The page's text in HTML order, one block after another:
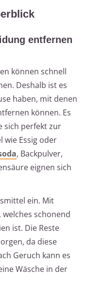
entfernen
können schnell
Deshalb ist es
haben, mit denen
können. Es
sich perfekt zur
wie Essig oder
, Backpulver,
eignen sich
ein. Mit
welches schonend
ist. Die Reste
da diese
Geruch kann es
Wäsche in der